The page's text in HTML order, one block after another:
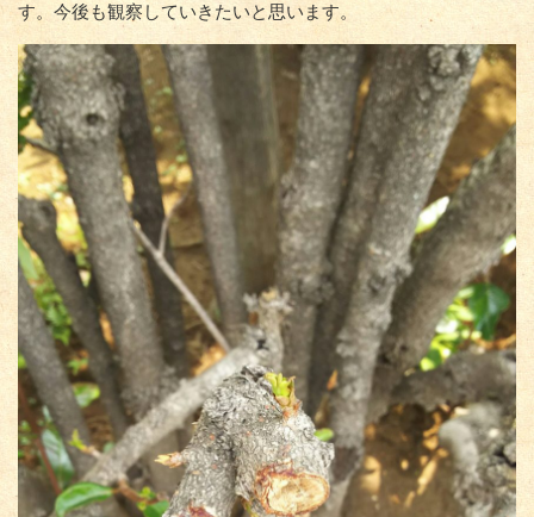
す。今後も観察していきたいと思います。